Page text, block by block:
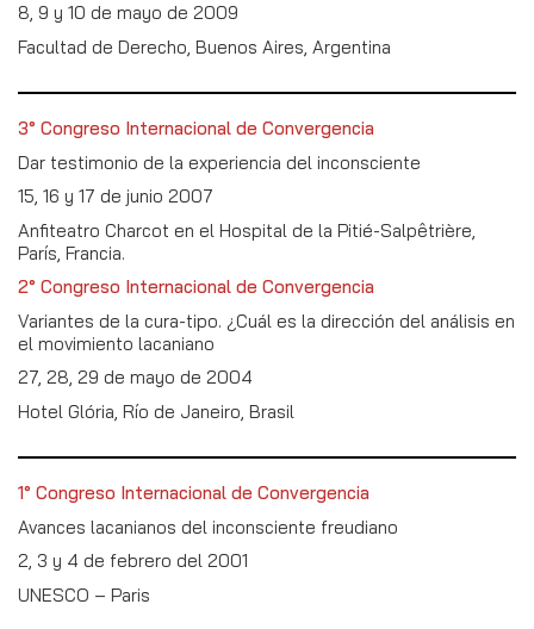
8, 9 y 10 de mayo de 2009
Facultad de Derecho, Buenos Aires, Argentina
3° Congreso Internacional de Convergencia
Dar testimonio de la experiencia del inconsciente
15, 16 y 17 de junio 2007
Anfiteatro Charcot en el Hospital de la Pitié-Salpêtrière,
París, Francia.
2° Congreso Internacional de Convergencia
Variantes de la cura-tipo. ¿Cuál es la dirección del análisis en
el movimiento lacaniano
27, 28, 29 de mayo de 2004
Hotel Glória, Río de Janeiro, Brasil
1° Congreso Internacional de Convergencia
Avances lacanianos del inconsciente freudiano
2, 3 y 4 de febrero del 2001
UNESCO – Paris